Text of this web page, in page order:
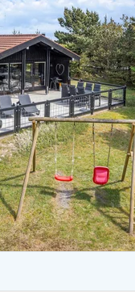
i Hvide Sande
Sommerhuse i
Sommerhuse i Ho
Sommerhuse i
Sommerhuse i
Sommerhus på
Sommerhuse på
Sommerhuse i
Sommerhuse i Jegum
Sommerhuse i
Fordele hos os